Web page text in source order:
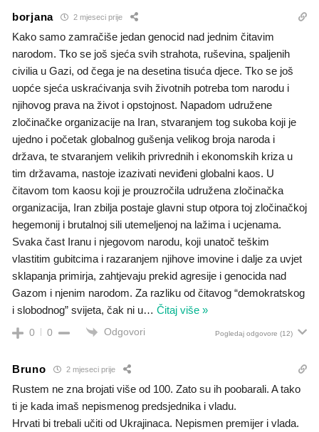
borjana 2 mjeseci prije
Kako samo zamračiše jedan genocid nad jednim čitavim
narodom. Tko se još sjeća svih strahota, ruševina, spaljenih
civilia u Gazi, od čega je na desetina tisuća djece. Tko se još
uopće sjeća uskraćivanja svih životnih potreba tom narodu i
njihovog prava na život i opstojnost. Napadom udružene
zločinačke organizacije na Iran, stvaranjem tog sukoba koji je
ujedno i početak globalnog gušenja velikog broja naroda i
država, te stvaranjem velikih privrednih i ekonomskih kriza u
tim državama, nastoje izazivati neviđeni globalni kaos. U
čitavom tom kaosu koji je prouzročila udružena zločinačka
organizacija, Iran zbilja postaje glavni stup otpora toj zločinačkoj
hegemonij i brutalnoj sili utemeljenoj na lažima i ucjenama.
Svaka čast Iranu i njegovom narodu, koji unatoč teškim
vlastitim gubitcima i razaranjem njihove imovine i dalje za uvjet
sklapanja primirja, zahtjevaju prekid agresije i genocida nad
Gazom i njenim narodom. Za razliku od čitavog “demokratskog
i slobodnog” svijeta, čak ni u… Čitaj više »
0 0 Odgovori Pogledaj odgovore (12)
Bruno 2 mjeseci prije
Rustem ne zna brojati više od 100. Zato su ih poobarali. A tako
ti je kada imaš nepismenog predsjednika i vladu.
Hrvati bi trebali učiti od Ukrajinaca. Nepismen premijer i vlada.